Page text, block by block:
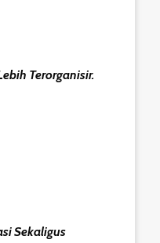
Terorganisir.
Sekaligus